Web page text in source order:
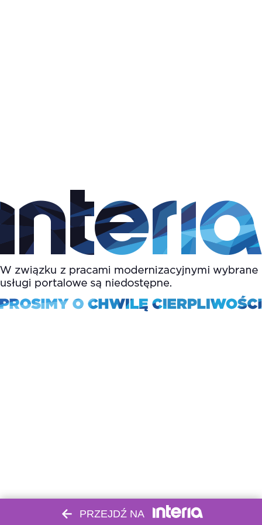
PRZEJDŹ NA